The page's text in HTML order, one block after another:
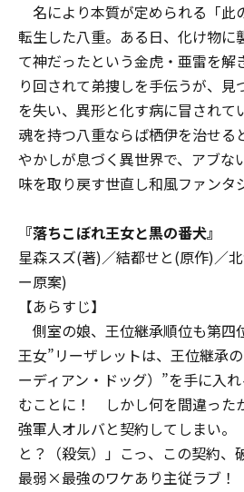
名により本質が定められる「此
転生した八重。ある日、化け物に
て神だったという金虎・亜雷を解
り回されて弟捜しを手伝うが、見
を失い、異形と化す病に冒されて
魂を持つ八重ならば栖伊を治せ
やかしが息づく異世界で、アブな
味を取り戻す世直し和風ファンタ
『落ちこぼれ王女と黒の番犬』
星森スズ(著)／結都せと(原作)／
ー原案)
【あらすじ】
側室の娘、王位継承順位も第四
王女”リーザレットは、王位継承
ーディアン・ドッグ）”を手に入
むことに！ しかし何を間違った
強軍人オルバと契約してしまい――
と？（殺気）」こっ、この契約
最弱×最強のワケあり主従ラブ！